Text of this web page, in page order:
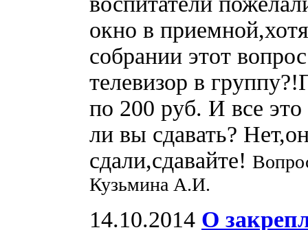
окно в
собрании этот
телевизор в
по 200 руб. И все
ли вы сдавать?
сдали,сдавайте!
Кузьмина А.И.
14.10.2014 О